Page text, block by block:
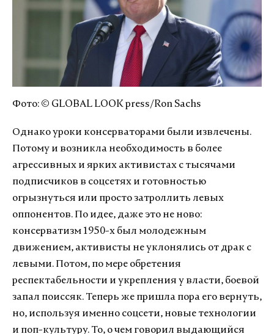
Фото: © GLOBAL LOOK press/Ron Sachs
Однако уроки консерваторами были извлечены.
Потому и возникла необходимость в более
агрессивных и ярких активистах с тысячами
подписчиков в соцсетях и готовностью
огрызнуться или просто затроллить левых
оппонентов. По идее, даже это не ново:
консерватизм 1950-х был молодежным
движением, активисты не уклонялись от драк с
левыми. Потом, по мере обретения
респектабельности и укрепления у власти, боевой
запал поиссяк. Теперь же пришла пора его вернуть,
но, используя именно соцсети, новые технологии
и поп-культуру. То, о чем говорил выдающийся